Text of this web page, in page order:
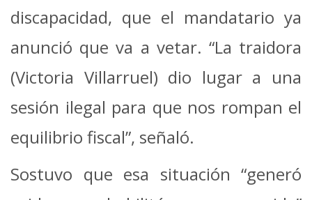
discapacidad, que el mandatario ya
anunció que va a vetar. “La traidora
(Victoria Villarruel) dio lugar a una
sesión ilegal para que nos rompan el
equilibrio fiscal”, señaló.
Sostuvo que esa situación “generó